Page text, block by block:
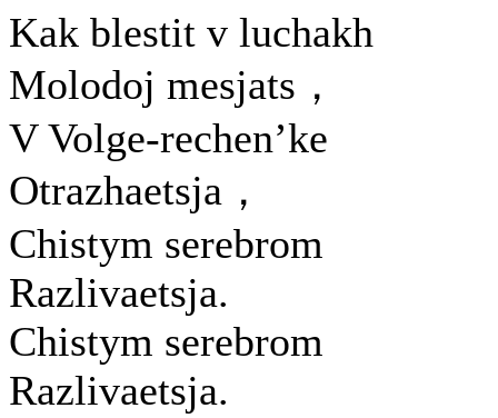
Kak blestit v luchakh
Molodoj mesjats，
V Volge-rechen’ke
Otrazhaetsja，
Chistym serebrom
Razlivaetsja.
Chistym serebrom
Razlivaetsja.